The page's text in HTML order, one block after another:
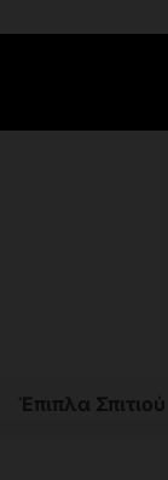
Έπιπλα Σπιτιού